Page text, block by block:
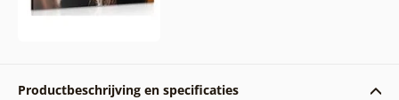
Productbeschrijving en specificaties